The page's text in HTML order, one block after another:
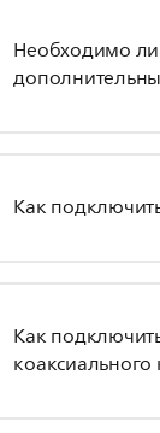
Необходимо ли
Как
Как
коаксиального